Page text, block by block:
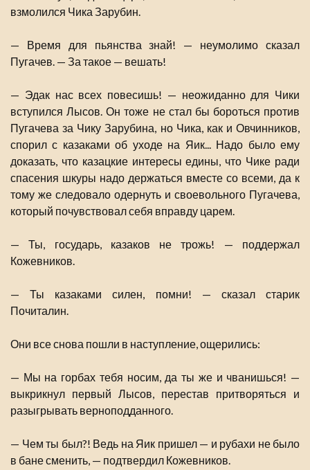
взмолился Чика Зарубин.
— Время для пьянства знай! — неумолимо сказал
Пугачев. — За такое — вешать!
— Эдак нас всех повесишь! — неожиданно для Чики
вступился Лысов. Он тоже не стал бы бороться против
Пугачева за Чику Зарубина, но Чика, как и Овчинников,
спорил с казаками об уходе на Яик... Надо было ему
доказать, что казацкие интересы едины, что Чике ради
спасения шкуры надо держаться вместе со всеми, да к
тому же следовало одернуть и своевольного Пугачева,
который почувствовал себя вправду царем.
— Ты, государь, казаков не трожь! — поддержал
Кожевников.
— Ты казаками силен, помни! — сказал старик
Почиталин.
Они все снова пошли в наступление, ощерились:
— Мы на горбах тебя носим, да ты же и чванишься! —
выкрикнул первый Лысов, перестав притворяться и
разыгрывать верноподданного.
— Чем ты был?! Ведь на Яик пришел — и рубахи не было
в бане сменить, — подтвердил Кожевников.